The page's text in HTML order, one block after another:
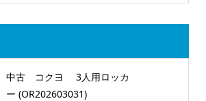
中古 コクヨ 3人用ロッカ
ー (OR202603031)